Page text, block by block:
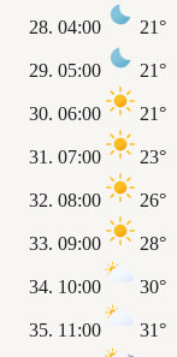
04:00 21°
05:00 21°
06:00 21°
07:00 23°
08:00 26°
09:00 28°
10:00 30°
11:00 31°